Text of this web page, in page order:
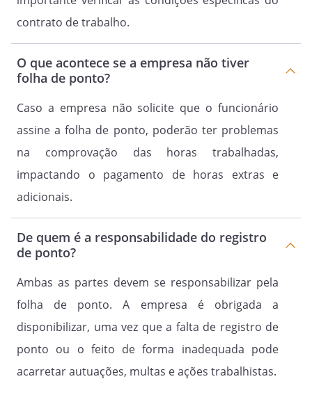
contrato de trabalho.
O que acontece se a empresa não tiver
folha de ponto?
Caso a empresa não solicite que o funcionário
assine a folha de ponto, poderão ter problemas
na comprovação das horas trabalhadas,
impactando o pagamento de horas extras e
adicionais.
De quem é a responsabilidade do registro
de ponto?
Ambas as partes devem se responsabilizar pela
folha de ponto. A empresa é obrigada a
disponibilizar, uma vez que a falta de registro de
ponto ou o feito de forma inadequada pode
acarretar autuações, multas e ações trabalhistas.